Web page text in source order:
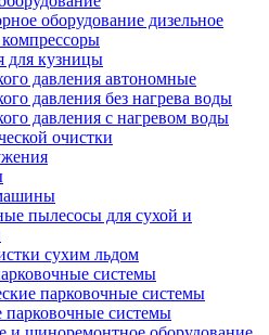
оборудование дизельное
для кузницы
давления автономные
давления без нагрева воды
давления с нагревом воды
очистки
пылесосы для сухой и
сухим льдом
системы
парковочные системы
парковочные системы